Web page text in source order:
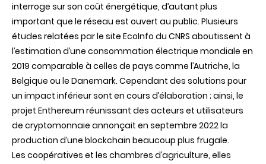
interroge sur son coût énergétique, d’autant plus
important que le réseau est ouvert au public. Plusieurs
études relatées par le site EcoInfo du CNRS aboutissent à
l’estimation d’une consommation électrique mondiale en
2019 comparable à celles de pays comme l’Autriche, la
Belgique ou le Danemark. Cependant des solutions pour
un impact inférieur sont en cours d’élaboration ; ainsi, le
projet Enthereum réunissant des acteurs et utilisateurs
de cryptomonnaie annonçait en septembre 2022 la
production d’une blockchain beaucoup plus frugale.
Les coopératives et les chambres d’agriculture, elles